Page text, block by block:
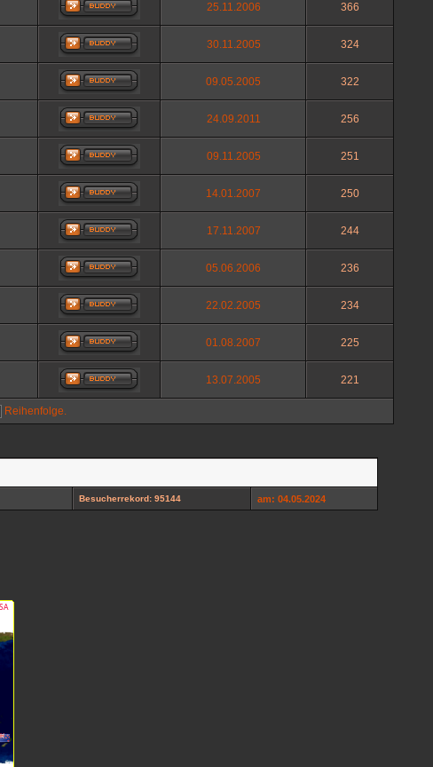
25.11.2006 366
30.11.2005 324
09.05.2005 322
24.09.2011 256
09.11.2005 251
14.01.2007 250
17.11.2007 244
05.06.2006 236
22.02.2005 234
01.08.2007 225
13.07.2005 221
Reihenfolge.
Besucherrekord: 95144 am: 04.05.2024